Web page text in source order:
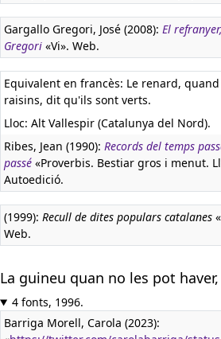
Gargallo Gregori, José (2008): El
Gregori «Vi». Web.
Equivalent en francès: Le renard,
raisins, dit qu'ils sont verts.
Lloc: Alt Vallespir (Catalunya del Nord).
Ribes, Jean (1990): Records del temps
passé «Proverbis. Bestiar gros i menut.
Autoedició.
(1999): Recull de dites populars catalanes
Web.
La guineu quan no les pot
4 fonts, 1996.
Barriga Morell, Carola (2023):